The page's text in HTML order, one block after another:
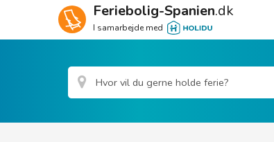
Feriebolig-Spanien.dk
I samarbejde med